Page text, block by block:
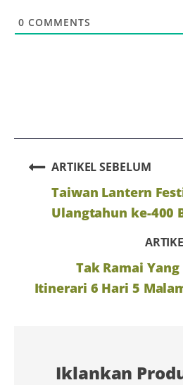
Iklankan
0 COMMENTS
ARTIKEL SEBELUM
Taiwan Lantern
Ulangtahun ke-400
Tak Ramai
Itinerari 6 Hari 5